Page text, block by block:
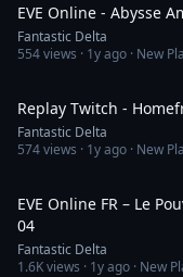
EVE Online - Abysse
Fantastic Delta
554views · 1y ago · New
Replay Twitch -
Fantastic Delta
574views · 1y ago · New
EVE Online FR – Le
04
Fantastic Delta
1.6Kviews · 1y ago · New